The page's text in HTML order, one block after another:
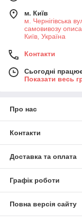
м. Київ
м. Чернігівська
самовивозу
Київ, Україна
Контакти
Сьогодні
Показати весь
Про нас
Контакти
Доставка та оплата
Графік роботи
Повна версія сайту